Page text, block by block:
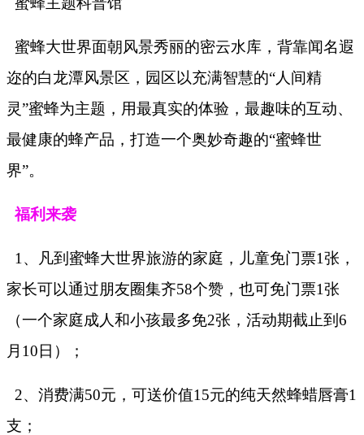
蜜蜂大世界面朝风景秀丽的密云水库，背靠闻名遐
迩的白龙潭风景区，园区以充满智慧的“人间精
灵”蜜蜂为主题，用最真实的体验，最趣味的互动、
最健康的蜂产品，打造一个奥妙奇趣的“蜜蜂世
界”。
福利来袭
1、凡到蜜蜂大世界旅游的家庭， 儿童免门票1张，
家长可以通过朋友圈集齐58个赞，也可免门票1张
（一个家庭成人和小孩最多免2张，活动期截止到6
月10日）；
2、消费满50元，可送价值15元的纯天然蜂蜡唇膏1
支；